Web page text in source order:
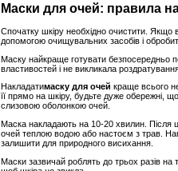
Маски для очей: правила
Спочатку шкіру необхідно очистити. Якщо
допомогою очищувальних засобів і
Маску найкраще готувати безпосередньо
властивостей і не викликала роздратування
Накладатимаску для очей краще всього
її прямо на шкіру, будьте дуже обережні,
слизовою оболонкою очей.
Маска накладають на 10-20 хвилин. Після
очей теплою водою або настоєм з трав.
залишити для природного висихання.
Маски зазвичай роблять до трьох разів на